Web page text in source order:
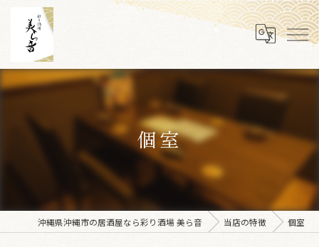
個室
沖縄県沖縄市の居酒屋なら彩り酒場 美ら音 当店の特徴 個室